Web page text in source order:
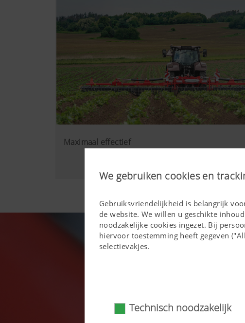
We gebruiken cookies en
Gebruiksvriendelijkheid is belangrijk
de website. We willen u geschikte
noodzakelijke cookies ingezet. Bij
hiervoor toestemming heeft gegeven
selectievakjes.
Technisch noodzakelijk
Maximaal effectief